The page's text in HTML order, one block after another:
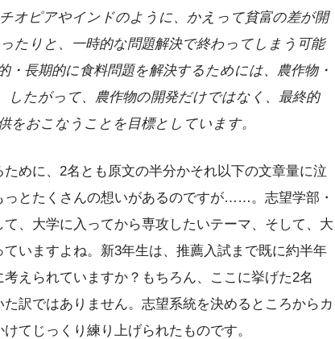
オピアやインドのように、かえって貧富の差が開
たりと、一時的な問題解決で終わってしまう可能
・長期的に食料問題を解決するためには、農作物・
したがって、農作物の開発だけではなく、最終的
をおこなうことを目標としています。
めに、2名とも原文の半分かそれ以下の文章量に泣
っとたくさんの想いがあるのですが……。志望学部・
、大学に入ってから専攻したいテーマ、そして、大
いますよね。新3年生は、推薦入試まで既に約半年
えられていますか？もちろん、ここに挙げた2名
訳ではありません。志望系統を決めるところからカ
てじっくり練り上げられたものです。